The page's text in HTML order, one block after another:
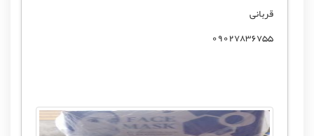
قربانی
09027836755